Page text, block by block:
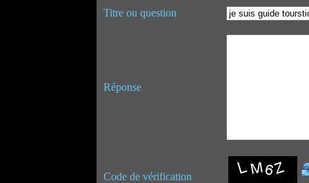
Titre ou question
Réponse
Code de vérification